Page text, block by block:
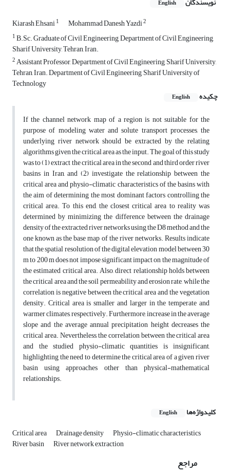
English
Kiarash Ehsani1 Mohammad Danesh Yazdi2
1B.Sc. Graduate of Civil Engineering, Department of Civil Engineering,
Sharif University, Tehran, Iran.
2Assistant Professor, Department of Civil Engineering, Sharif University,
Tehran, Iran. Department of Civil Engineering, Sharif University of
Technology
چکیده
English
If the channel network map of a region is not suitable for the
purpose of modeling water and solute transport processes, the
underlying river network should be extracted by the relating
algorithms given the critical area as the input. The goal of this study
was to (1) extract the critical area in the second and third order river
basins in Iran, and (2) investigate the relationship between the
critical area and physio-climatic characteristics of the basins with
the aim of determining the most dominant factors controlling the
critical area. To this end, the closest critical area to reality was
determined by minimizing the difference between the drainage
density of the extracted river networks using the D8 method and the
one known as the base map of the river networks. Results indicate
that the spatial resolution of the digital elevation model between 30
m to 200 m does not impose significant impact on the magnitude of
the estimated critical area. Also, direct relationship holds between
the critical area and the soil permeability and erosion rate, while the
correlation is negative between the critical area and the vegetation
density. Critical area is smaller and larger in the temperate and
warmer climates, respectively. Furthermore, increase in the average
slope and the average annual precipitation height decreases the
critical area. Nevertheless, the correlation between the critical area
and the studied physio-climatic quantities is insignificant,
highlighting the need to determine the critical area of a given river
basin using approaches other than physical-mathematical
relationships.
کلیدواژه‌ها English
Critical area Drainage density Physio-climatic characteristics
River basin River network extraction
مراجع